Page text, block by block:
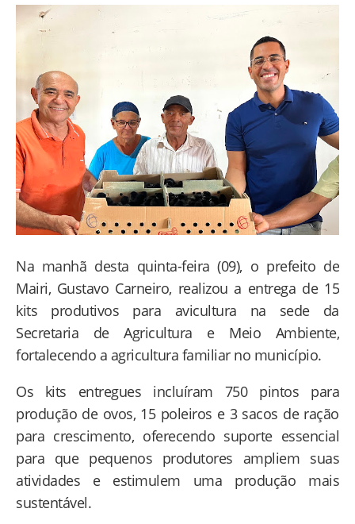
Na manhã desta quinta-feira (09), o prefeito de
Mairi, Gustavo Carneiro, realizou a entrega de 15
kits produtivos para avicultura na sede da
Secretaria de Agricultura e Meio Ambiente,
fortalecendo a agricultura familiar no município.
Os kits entregues incluíram 750 pintos para
produção de ovos, 15 poleiros e 3 sacos de ração
para crescimento, oferecendo suporte essencial
para que pequenos produtores ampliem suas
atividades e estimulem uma produção mais
sustentável.